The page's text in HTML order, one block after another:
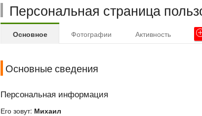
Персональная страница
Основное Фотографии Активность
Основные сведения
Персональная информация
Его зовут: Михаил